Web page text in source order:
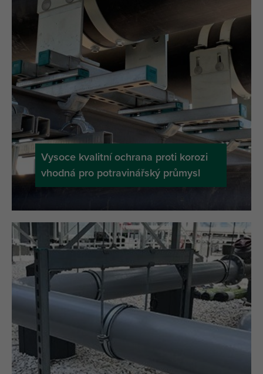
Vysoce kvalitní ochrana proti korozi
vhodná pro potravinářský průmysl